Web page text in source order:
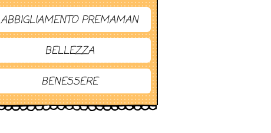
ABBIGLIAMENTO PREMAMAN
BELLEZZA
BENESSERE